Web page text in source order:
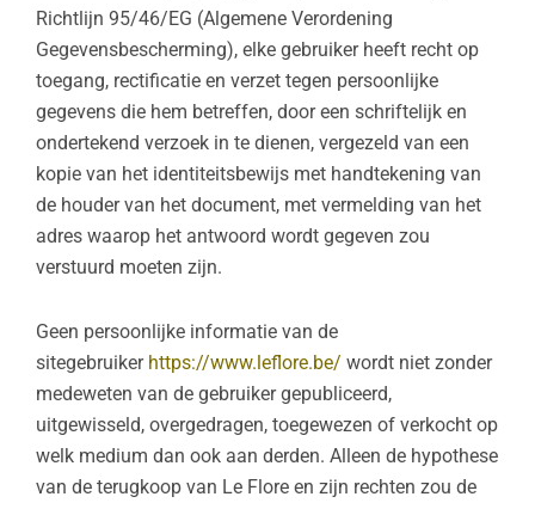
Richtlijn 95/46/EG (Algemene Verordening
Gegevensbescherming), elke gebruiker heeft recht op
toegang, rectificatie en verzet tegen persoonlijke
gegevens die hem betreffen, door een schriftelijk en
ondertekend verzoek in te dienen, vergezeld van een
kopie van het identiteitsbewijs met handtekening van
de houder van het document, met vermelding van het
adres waarop het antwoord wordt gegeven zou
verstuurd moeten zijn.
Geen persoonlijke informatie van de
sitegebruiker https://www.leflore.be/ wordt niet zonder
medeweten van de gebruiker gepubliceerd,
uitgewisseld, overgedragen, toegewezen of verkocht op
welk medium dan ook aan derden. Alleen de hypothese
van de terugkoop van Le Flore en zijn rechten zou de